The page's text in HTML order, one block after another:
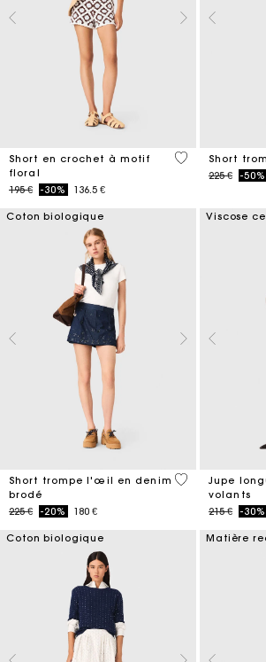
Short en crochet à motif
floral
Price reduced from
195 €to-30% 136.5 €
5 out of 5Short
Price
225 €to-50%
Coton biologique
Short trompe l'œil en denim
brodé
Price reduced from
225 €to-20% 180 €
4,2 out of 5
Viscose
Jupe
volants
Price
215 €to-30%
Coton biologique Matière